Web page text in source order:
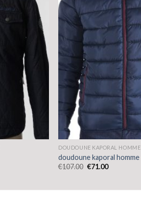
DOUDOUNE KAPORAL HOMME
doudoune kaporal homme
€107.00 €71.00